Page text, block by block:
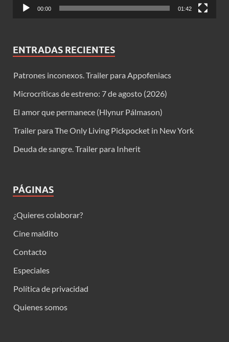
00:00 01:42
ENTRADAS RECIENTES
Patrones inconexos. Trailer para Appofeniacs
Microcríticas de estreno: 7 de agosto (2026)
El amor que permanece (Hlynur Pálmason)
Trailer para The Only Living Pickpocket in New York
Deuda de sangre. Trailer para Inherit
PÁGINAS
¿Quieres colaborar?
Cine maldito
Contacto
Especiales
Política de privacidad
Quienes somos